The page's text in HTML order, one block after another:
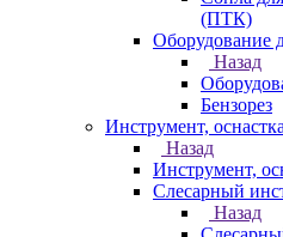
(ПТК)
Оборудование
Назад
Бензорез
Инструмент, оснастка
Назад
Инструмент,
Слесарный
Назад